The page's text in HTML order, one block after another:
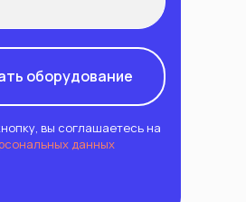
оборудование
вы соглашаетесь на
данных